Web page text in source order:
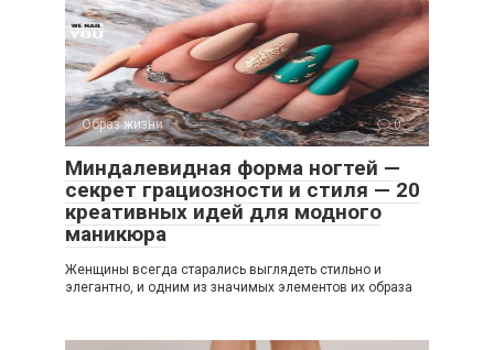
Образ жизни 0
Миндалевидная форма ногтей —
секрет грациозности и стиля — 20
креативных идей для модного
маникюра
Женщины всегда старались выглядеть стильно и
элегантно, и одним из значимых элементов их образа